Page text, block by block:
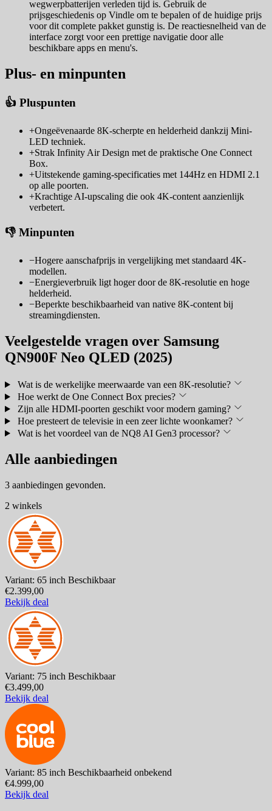
wegwerpbatterijen verleden tijd is. Gebruik de
prijsgeschiedenis op Vindle om te bepalen of de huidige prijs
voor dit complete pakket gunstig is. De reactiesnelheid van de
interface zorgt voor een prettige navigatie door alle
beschikbare apps en menu's.
Plus- en minpunten
👍 Pluspunten
+Ongeëvenaarde 8K-scherpte en helderheid dankzij Mini-
LED techniek.
+Strak Infinity Air Design met de praktische One Connect
Box.
+Uitstekende gaming-specificaties met 144Hz en HDMI 2.1
op alle poorten.
+Krachtige AI-upscaling die ook 4K-content aanzienlijk
verbetert.
👎 Minpunten
−Hogere aanschafprijs in vergelijking met standaard 4K-
modellen.
−Energieverbruik ligt hoger door de 8K-resolutie en hoge
helderheid.
−Beperkte beschikbaarheid van native 8K-content bij
streamingdiensten.
Veelgestelde vragen over Samsung
QN900F Neo QLED (2025)
Wat is de werkelijke meerwaarde van een 8K-resolutie?
Hoe werkt de One Connect Box precies?
Zijn alle HDMI-poorten geschikt voor modern gaming?
Hoe presteert de televisie in een zeer lichte woonkamer?
Wat is het voordeel van de NQ8 AI Gen3 processor?
Alle aanbiedingen
3 aanbiedingen gevonden.
2 winkels
Variant: 65 inch Beschikbaar
€2.399,00
Bekijk deal
Variant: 75 inch Beschikbaar
€3.499,00
Bekijk deal
Variant: 85 inch Beschikbaarheid onbekend
€4.999,00
Bekijk deal